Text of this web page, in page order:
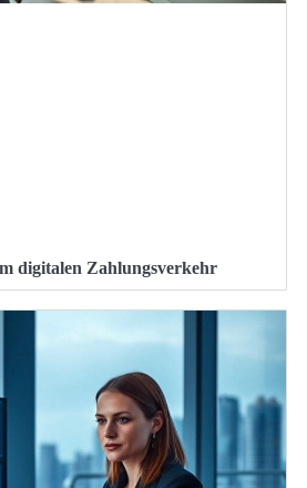
digitalen Zahlungsverkehr